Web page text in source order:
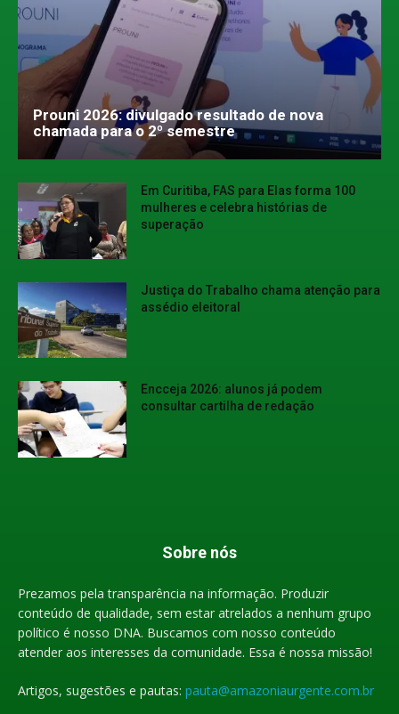
Prouni 2026: divulgado resultado de nova
chamada para o 2º semestre
Em Curitiba, FAS para Elas forma 100
mulheres e celebra histórias de
superação
Justiça do Trabalho chama atenção para
assédio eleitoral
Encceja 2026: alunos já podem
consultar cartilha de redação
Sobre nós
Prezamos pela transparência na informação. Produzir
conteúdo de qualidade, sem estar atrelados a nenhum grupo
político é nosso DNA. Buscamos com nosso conteúdo
atender aos interesses da comunidade. Essa é nossa missão!
Artigos, sugestões e pautas: pauta@amazoniaurgente.com.br